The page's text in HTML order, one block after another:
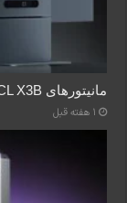
مانیتورهای TCL X3B با پنل OLED و نرخ نوسازی ۴۸۰ هرتز
1 هفته قبل